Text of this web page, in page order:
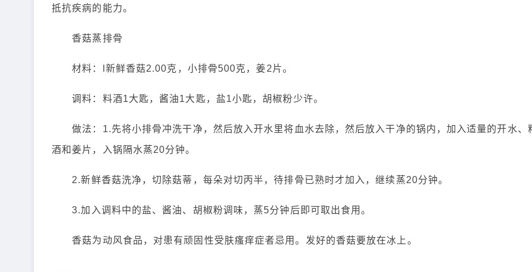
抵抗疾病的能力。
香菇蒸排骨
材料：l新鲜香菇2.00克，小排骨500克，姜2片。
调料：料酒1大匙，酱油1大匙，盐1小匙，胡椒粉少许。
做法：1.先将小排骨冲洗干净，然后放入开水里将血水去除，然后放入干净的锅内，加入适量的开水、
酒和姜片，入锅隔水蒸20分钟。
2.新鲜香菇洗净，切除菇蒂，每朵对切丙半，待排骨已熟时才加入，继续蒸20分钟。
3.加入调料中的盐、酱油、胡椒粉调味，蒸5分钟后即可取出食用。
香菇为动风食品，对患有顽固性受肤瘙痒症者忌用。发好的香菇要放在冰上。